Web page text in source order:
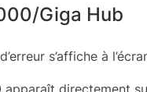
Giga Hub
s’affiche à